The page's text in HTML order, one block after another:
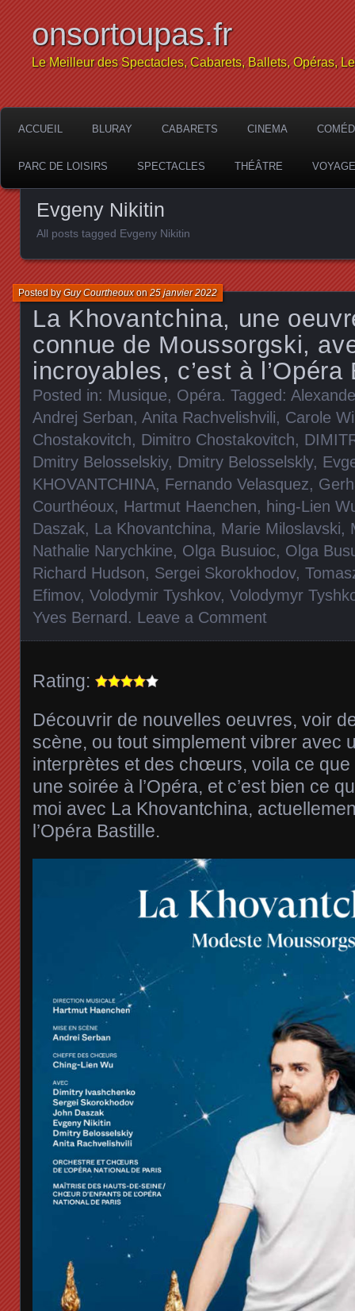
onsortoupas.fr
Le Meilleur des Spectacles, Cabarets, Ballets, Opéras,
ACCUEIL BLURAY CABARETS CINEMA
PARC DE LOISIRS SPECTACLES THÉÂTRE
Evgeny Nikitin
All posts tagged Evgeny Nikitin
La Khovantchina, une
connue de Moussorgski,
incroyables, c’est à l’Opéra
Posted byGuy Courtheouxon25 janvier 2022
Posted in: Musique, Opéra. Tagged:
Andrej Serban, Anita Rachvelishvili, Carole
Chostakovitch, Dimitro Chostakovitch,
Dmitry Belosselskiy, Dmitry Belosselskly,
KHOVANTCHINA, Fernando Velasquez,
Courthéoux, Hartmut Haenchen, hing-Lien
Daszak, La Khovantchina, Marie Miloslavski,
Nathalie Narychkine, Olga Busuioc, Olga
Richard Hudson, Sergei Skorokhodov,
Efimov, Volodymir Tyshkov, Volodymyr
Yves Bernard. Leave a Comment
Rating:
Découvrir de nouvelles oeuvres, voir
scène, ou tout simplement vibrer avec
interprètes et des chœurs, voila ce
une soirée à l’Opéra, et c’est bien ce
moi avec La Khovantchina,
l’Opéra Bastille.